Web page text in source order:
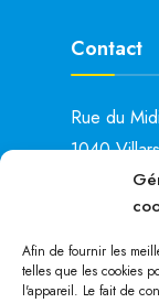
Afin de fournir les
telles que les cookies
l'appareil. Le fait de
Contact
Rue du
1040
Lu:
Ma:
Je: 8h00
Tél. :021